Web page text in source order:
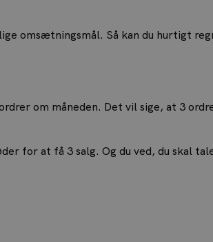
omsætningsmål. Så kan du hurtigt
om måneden. Det vil sige, at 3
for at få 3 salg. Og du ved, du skal